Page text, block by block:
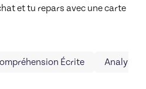
et tu repars avec une carte
Écrite Analyse